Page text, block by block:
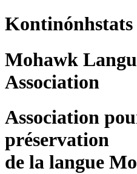
Kontinónhstats
Mohawk
Association
Association
préservation
de la langue